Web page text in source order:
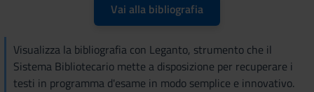
Vai alla bibliografia
Visualizza la bibliografia con Leganto, strumento che il
Sistema Bibliotecario mette a disposizione per recuperare i
testi in programma d'esame in modo semplice e innovativo.